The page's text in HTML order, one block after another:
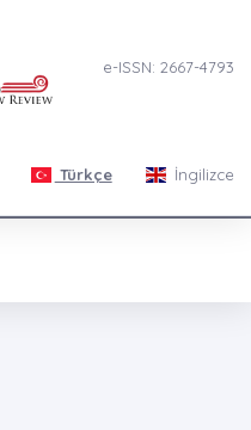
e-ISSN: 2667-4793
Türkçe İngilizce